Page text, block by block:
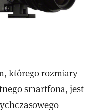
którego rozmiary
smartfona, jest